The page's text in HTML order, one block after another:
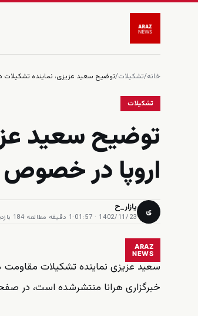
خانه/تشکیلات/توضیح سعید عزیزی، نماینده
تشکیلات
توضیح سعید
اروپا در
ی یازار_ح
1402/11/23 · 01:57
·1 دقیقه مطالعه ·184 بازدید
ARAZ
NEWS
سعید عزیزی نماینده تشکیلات مقاومت
خبرگزاری هرانا منتشرشده است، در